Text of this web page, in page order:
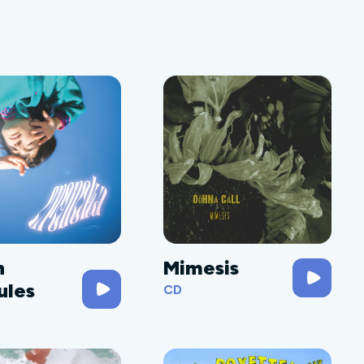
Mimesis
CD